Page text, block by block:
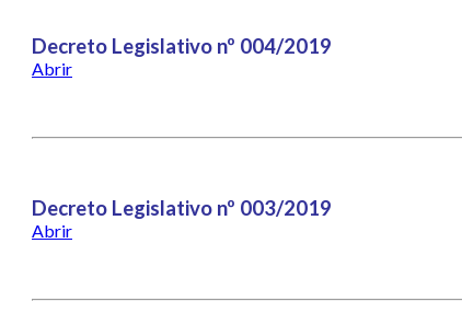
Decreto Legislativo nº 004/2019
Abrir
Decreto Legislativo nº 003/2019
Abrir